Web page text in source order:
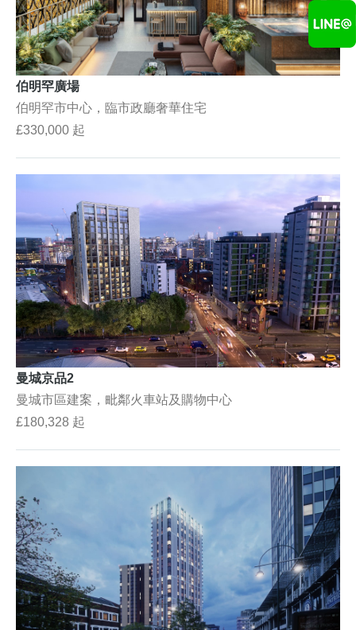
伯明罕廣場
伯明罕市中心，臨市政廳奢華住宅
£330,000 起
曼城京品2
曼城市區建案，毗鄰火車站及購物中心
£180,328 起